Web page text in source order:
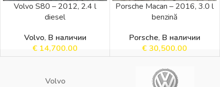
Volvo S80 – 2012, 2.4 l
diesel
Volvo, В наличии
€ 14,700.00
Porsche Macan – 2016, 3.0 l
benzină
Porsche, В наличии
€ 30,500.00
Volvo